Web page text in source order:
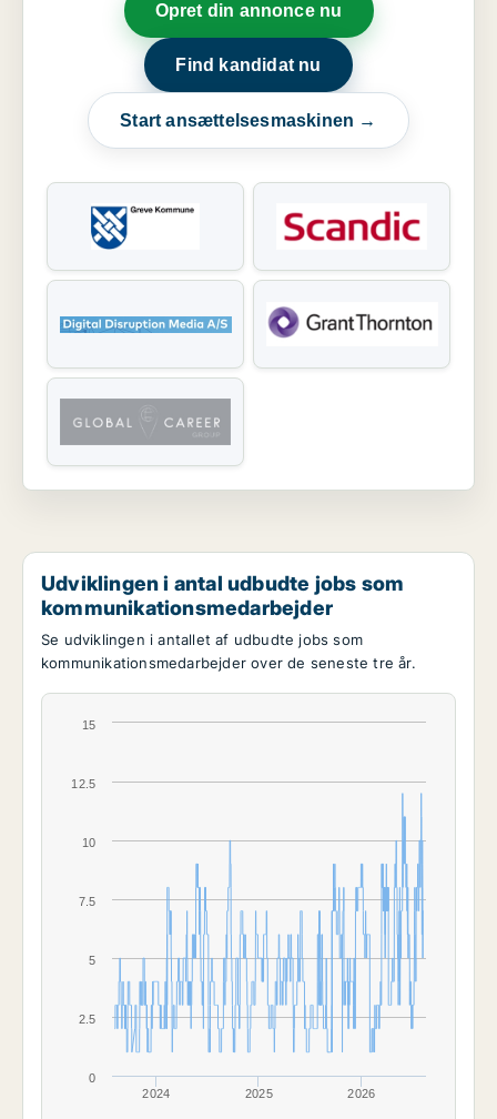
Opret din annonce nu
Find kandidat nu
Start ansættelsesmaskinen →
Udviklingen i antal udbudte jobs som
kommunikationsmedarbejder
Se udviklingen i antallet af udbudte jobs som
kommunikationsmedarbejder over de seneste tre år.
2024 2025 2026
0
2.5
5
7.5
10
12.5
15